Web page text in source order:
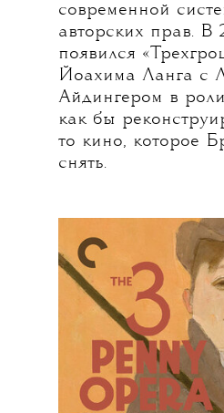
современной
авторских прав. В
появился
Йоахима Ланга с
Айдингером в
как бы
то кино, которое
снять.